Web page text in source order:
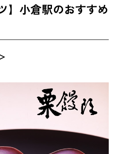
ばらまき用に最適！小倉駅のおすすめ人気お土産
9. ネジチョコ ＜ネジチョコラボラトリー＞
んべい ＜福さ屋＞
ン ＜スピナ＞
12. 門司港発焼きカレー ＜門司港レトロン＞
れな人気お土産
】小倉駅のおすすめ